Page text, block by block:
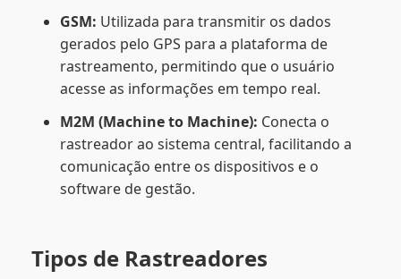
GSM: Utilizada para transmitir os dados
gerados pelo GPS para a plataforma de
rastreamento, permitindo que o usuário
acesse as informações em tempo real.
M2M (Machine to Machine): Conecta o
rastreador ao sistema central, facilitando a
comunicação entre os dispositivos e o
software de gestão.
Tipos de Rastreadores